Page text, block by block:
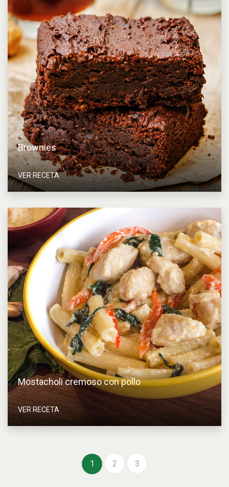
Brownies
VER RECETA
Mostacholi cremoso con pollo
VER RECETA
1 2 3